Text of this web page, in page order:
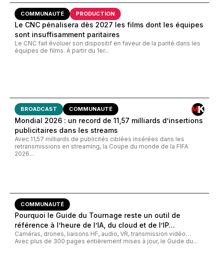
COMMUNAUTÉ PRODUCTION
Le CNC pénalisera dès 2027 les films dont les équipes
sont insuffisamment paritaires
Le CNC fait évoluer son dispositif en faveur de la parité dans les
équipes de films. À partir du 1er...
BROADCAST COMMUNAUTÉ
Mondial 2026 : un record de 11,57 milliards d’insertions
publicitaires dans les streams
Avec 11,57 milliards de publicités ciblées insérées dans les
retransmissions en streaming, la Coupe du monde de la FIFA
2026...
COMMUNAUTÉ
Pourquoi le Guide du Tournage reste un outil de
référence à l’heure de l’IA, du cloud et de l’IP…
Caméras, drones, liaisons HF, audio, VR, transmission vidéo…
Avec plus de 300 pages entièrement mises à jour, le Guide du...